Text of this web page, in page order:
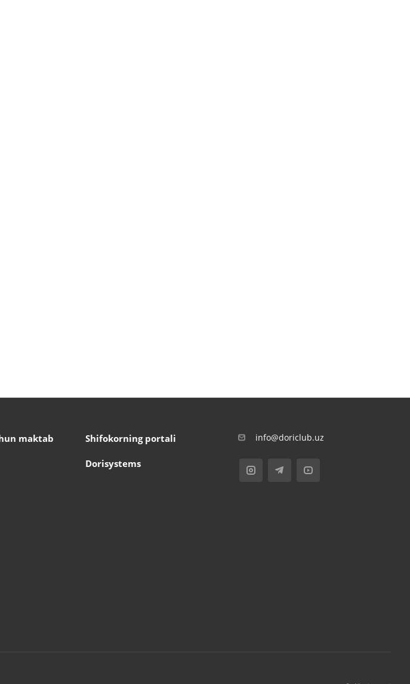
maktab Shifokorning portali
Dorisystems
info@doriclub.uz